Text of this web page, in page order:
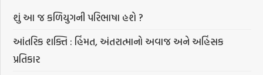
શું આ જ કળિયુગની પરિભાષા હશે ?
આંતરિક શક્તિ : હિંમત, અંતરાત્માનો અવાજ અને અહિંસક
પ્રતિકાર